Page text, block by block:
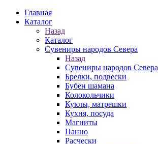
Главная
Каталог
Назад
Каталог
Сувениры народов Севера
Назад
Сувениры народов Севера
Брелки, подвески
Бубен шамана
Колокольчики
Куклы, матрешки
Кухня, посуда
Магниты
Панно
Расчески